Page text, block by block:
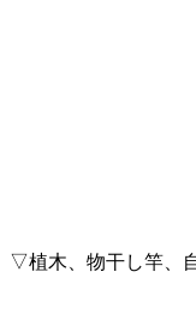
▽植木、物干し竿、